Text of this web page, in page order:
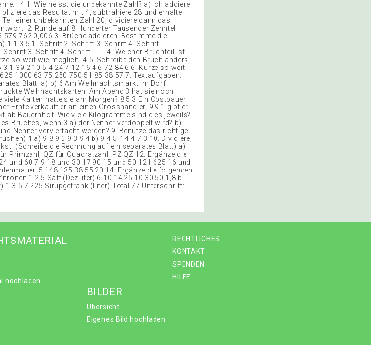
4 1. Wie heisst die unbekannte Zahl? a) Ich addiere
das Resultat mit 4, subtrahiere 28 und erhalte
einer unbekannten Zahl 20, dividiere dann das
2. Runde auf 8 Hunderter Tausender Zehntel
762 0,006 3. Brüche addieren. Bestimme die
1 1 3 5 1. Schritt 2. Schritt 3. Schritt 4. Schritt
3. Schritt 4. Schritt . . . . 4. Welcher Bruchteil ist
so weit wie möglich. 4 5. Schreibe den Bruch anders,
1 39 2 10 5 4 24 7 12 16 4 6 72 84 6 6. Kürze so weit
1000 63 75 250 750 51 85 38 57 7. Textaufgaben.
Blatt. a) b) 6 Am Weihnachtsmarkt im Dorf
Weihnachtskarten. Am Abend 3 hat sie noch
Karten hatte sie am Morgen? 8 5 3 Ein Obstbauer
Ernte verkauft er an einen Grosshändler, 9 9 1 gibt er
ab Bauernhof. Wie viele Kilogramme sind dies jeweils?
Bruches, wenn 3 a) der Nenner verdoppelt wird? b)
Nenner vervierfacht werden? 9. Benütze das richtige
1 a) 9 8 9 6 9 3 9 4 b) 9 4 5 4 4 4 7 3 10. Dividiere,
(Schreibe die Rechnung auf ein separates Blatt) a)
Primzahl, QZ für Quadratzahl. PZ QZ 12. Ergänze die
und 60 7 9 18 und 30 17 90 15 und 50 121 625 16 und
5 148 135 38 55 20 14. Ergänze die folgenden
1 2 5 Saft (Deziliter) 6 10 14 25 10 30 50 1,8 b.
1 3 5 7 225 Sirupgetränk (Liter) Total 77 Unterschrift:
RECHTLICHES
KONTAKT
SPENDEN
HILFE
hochladen
BILDER
Übersicht
Eigenes Bild hochladen